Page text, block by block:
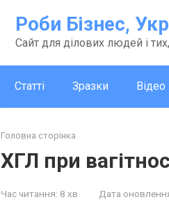
Роби Бізнес, Укр
Сайт для ділових людей і
Статті Зразки Відео
Головна сторінка
ХГЛ при
Час читання: 8 хв Дата